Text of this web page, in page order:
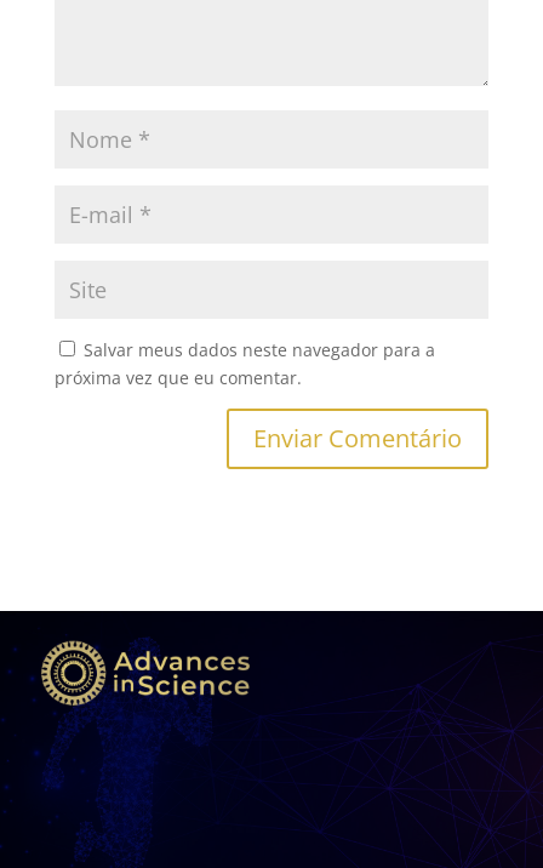
Salvar meus dados neste navegador para a
próxima vez que eu comentar.